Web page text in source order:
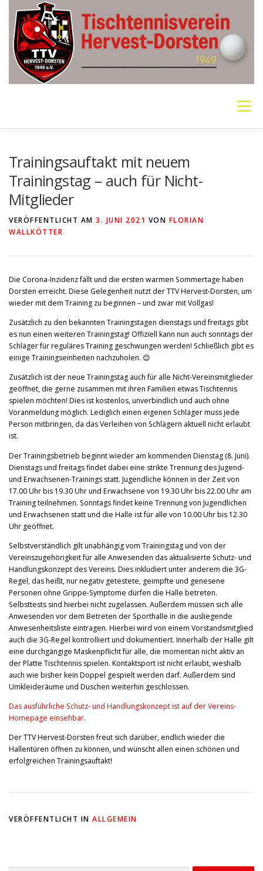
Inhalt
springen
Menü
PING PONG PARKINSON
Trainingsauftakt mit neuem
Trainingstag – auch für Nicht-
Mitglieder
VERÖFFENTLICHT AM 3. JUNI 2021 VON FLORIAN
WALLKÖTTER
Die Corona-Inzidenz fällt und die ersten warmen Sommertage haben
Dorsten erreicht. Diese Gelegenheit nutzt der TTV Hervest-Dorsten, um
wieder mit dem Training zu beginnen – und zwar mit Vollgas!
Zusätzlich zu den bekannten Trainingstagen dienstags und freitags gibt
es nun einen weiteren Trainingstag! Offiziell kann nun auch sonntags der
Schläger für reguläres Training geschwungen werden! Schließlich gibt es
einige Trainingseinheiten nachzuholen. 😊
Zusätzlich ist der neue Trainingstag auch für alle Nicht-Vereinsmitglieder
geöffnet, die gerne zusammen mit ihren Familien etwas Tischtennis
spielen möchten! Dies ist kostenlos, unverbindlich und auch ohne
Voranmeldung möglich. Lediglich einen eigenen Schläger muss jede
Person mitbringen, da das Verleihen von Schlägern aktuell nicht erlaubt
ist.
Der Trainingsbetrieb beginnt wieder am kommenden Dienstag (8. Juni).
Dienstags und freitags findet dabei eine strikte Trennung des Jugend-
und Erwachsenen-Trainings statt. Jugendliche können in der Zeit von
17.00 Uhr bis 19.30 Uhr und Erwachsene von 19.30 Uhr bis 22.00 Uhr am
Training teilnehmen. Sonntags findet keine Trennung von Jugendlichen
und Erwachsenen statt und die Halle ist für alle von 10.00 Uhr bis 12.30
Uhr geöffnet.
Selbstverständlich gilt unabhängig vom Trainingstag und von der
Vereinszugehörigkeit für alle Anwesenden das aktualisierte Schutz- und
Handlungskonzept des Vereins. Dies inkludiert unter anderem die 3G-
Regel, das heißt, nur negativ getestete, geimpfte und genesene
Personen ohne Grippe-Symptome dürfen die Halle betreten.
Selbsttests sind hierbei nicht zugelassen. Außerdem müssen sich alle
Anwesenden vor dem Betreten der Sporthalle in die ausliegende
Anwesenheitsliste eintragen. Hierbei wird von einem Vorstandsmitglied
auch die 3G-Regel kontrolliert und dokumentiert. Innerhalb der Halle gilt
eine durchgängige Maskenpflicht für alle, die momentan nicht aktiv an
der Platte Tischtennis spielen. Kontaktsport ist nicht erlaubt, weshalb
auch wie bisher kein Doppel gespielt werden darf. Außerdem sind
Umkleideräume und Duschen weiterhin geschlossen.
Das ausführliche Schutz- und Handlungskonzept ist auf der Vereins-
Homepage einsehbar.
Der TTV Hervest-Dorsten freut sich darüber, endlich wieder die
Hallentüren öffnen zu können, und wünscht allen einen schönen und
erfolgreichen Trainingsauftakt!
VERÖFFENTLICHT IN ALLGEMEIN